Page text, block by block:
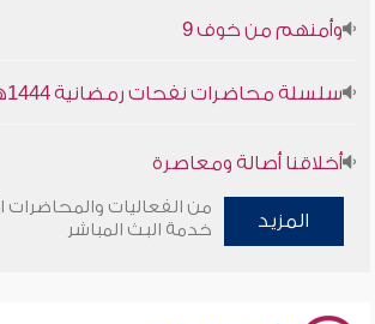
وأمنهم من خوف 9
سلسلة محاضرات نفحات رمضانية 1444هـ
أخلاقنا أصالة ومعاصرة
وأمنهم من خوف 9
المزيد
من الفعاليات والمحاضرات
خدمة البث المباشر